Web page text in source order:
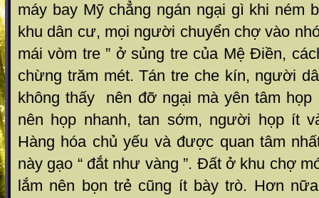
máy bay Mỹ chẳng ngán ngại gì khi ném
khu dân cư, mọi người chuyển chợ vào
mái vòm tre ” ở sủng tre của Mệ Điền,
chừng trăm mét. Tán tre che kín, người
không thấy nên đỡ ngại mà yên tâm
nên họp nhanh, tan sớm, người họp ít
Hàng hóa chủ yếu và được quan tâm
này gạo “ đắt như vàng ”. Đất ở khu chợ
lắm nên bọn trẻ cũng ít bày trò. Hơn